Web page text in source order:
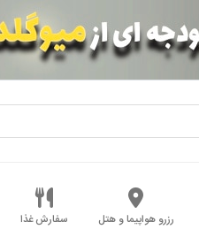
رزرو هواپیما و هتل سفارش غذا